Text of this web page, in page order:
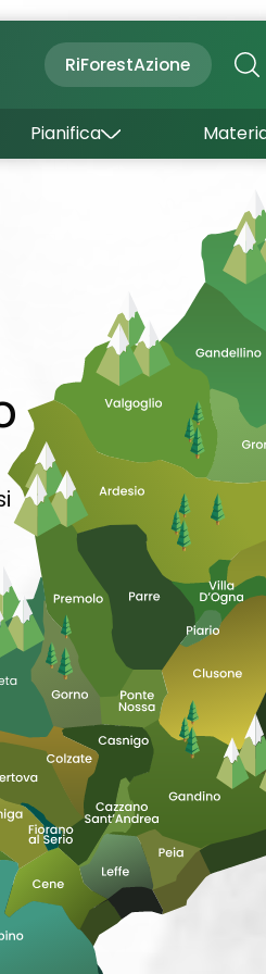
RiForestAzione
bambini
Pianifica
Dove dormire
Come arrivare
Come muoversi
Wishlist